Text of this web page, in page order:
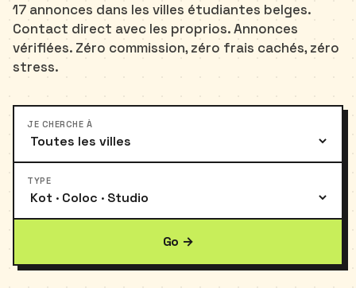
17 annonces dans les villes étudiantes belges.
Contact direct avec les proprios. Annonces
vérifiées. Zéro commission, zéro frais cachés, zéro
stress.
JE CHERCHE À
TYPE
Go →